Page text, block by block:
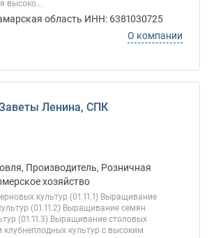
высоко...
область ИНН: 6381030725
О компании
Ленина, СПК
Производитель, Розничная
хозяйство
культур (01.11.1) Выращивание
(01.11.2) Выращивание семян
(01.11.3) Выращивание столовых
клубнеплодных культур с высоким